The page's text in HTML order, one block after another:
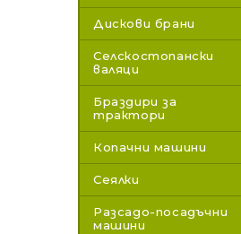
Дискови брани
Селскостопански
валяци
Браздири за
трактори
Копачни машини
Сеялки
Разсадо-посадъчни
машини